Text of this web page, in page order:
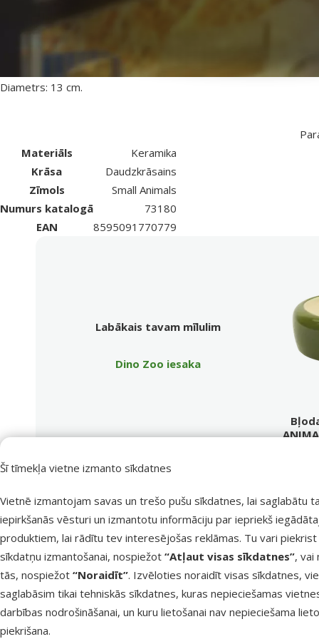
Šī tīmekļa vietne izmanto sīkdatnes
Vietnē izmantojam savas un trešo pušu sīkdatnes, lai saglabātu
iepirkšanās vēsturi un izmantotu informāciju par iepriekš
produktiem, lai rādītu tev interesējošas reklāmas. Tu vari piekrist
sīkdatņu izmantošanai, nospiežot “Atļaut visas sīkdatnes”, vai
tās, nospiežot “Noraidīt”. Izvēloties noraidīt visas sīkdatnes,
saglabāsim tikai tehniskās sīkdatnes, kuras nepieciešamas
darbības nodrošināšanai, un kuru lietošanai nav nepieciešama
piekrišana.
Keramikas bļoda trušiem.
Izgatavota no kvalitatīvas keramikas;
Piemērota arī maziem grauzējiem;
Bļoda ir smaga, tāpēc tā paliks vietā pat tad, ja jūsu mājdzīvnieks
Diametrs: 13 cm.
Materiāls
Keramika
Krāsa
Daudzkrāsains
Zīmols
Small Animals
Numurs katalogā
73180
EAN
8595091770779
Produkts
Labākais tavam mīlulim
Dino Zoo iesaka
Krāsa
Cena
Cits